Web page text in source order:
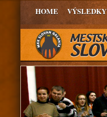
HOME VÝSLEDKY